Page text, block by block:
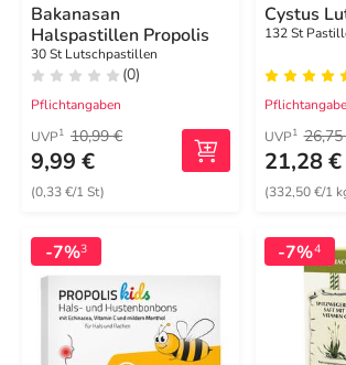
Bakanasan
Halspastillen Propolis
30 St Lutschpastillen
(0)
Pflichtangaben
UVP1 10,99 €
9,99 €
(0,33 €/1 St)
Cystus
132 St
UVP1 26,75
21,28 €
(332,50 €/1
-7%3 -7%4